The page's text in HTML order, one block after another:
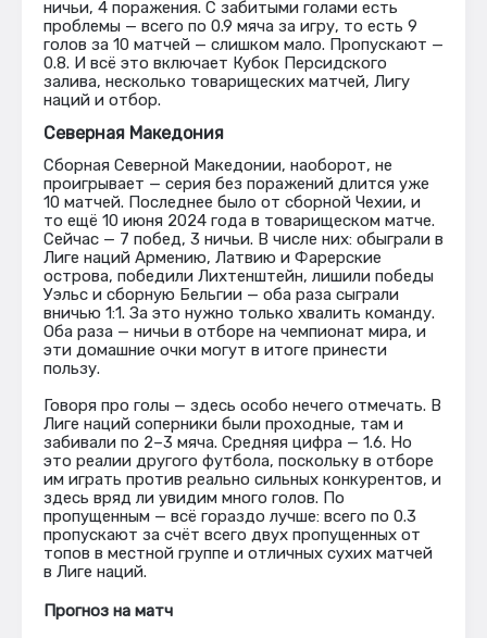
ничьи, 4 поражения. С забитыми голами есть
проблемы — всего по 0.9 мяча за игру, то есть 9
голов за 10 матчей — слишком мало. Пропускают —
0.8. И всё это включает Кубок Персидского
залива, несколько товарищеских матчей, Лигу
наций и отбор.
Северная Македония
Сборная Северной Македонии, наоборот, не
проигрывает — серия без поражений длится уже
10 матчей. Последнее было от сборной Чехии, и
то ещё 10 июня 2024 года в товарищеском матче.
Сейчас — 7 побед, 3 ничьи. В числе них: обыграли в
Лиге наций Армению, Латвию и Фарерские
острова, победили Лихтенштейн, лишили победы
Уэльс и сборную Бельгии — оба раза сыграли
вничью 1:1. За это нужно только хвалить команду.
Оба раза — ничьи в отборе на чемпионат мира, и
эти домашние очки могут в итоге принести
пользу.
Говоря про голы — здесь особо нечего отмечать. В
Лиге наций соперники были проходные, там и
забивали по 2–3 мяча. Средняя цифра — 1.6. Но
это реалии другого футбола, поскольку в отборе
им играть против реально сильных конкурентов, и
здесь вряд ли увидим много голов. По
пропущенным — всё гораздо лучше: всего по 0.3
пропускают за счёт всего двух пропущенных от
топов в местной группе и отличных сухих матчей
в Лиге наций.
Прогноз на матч